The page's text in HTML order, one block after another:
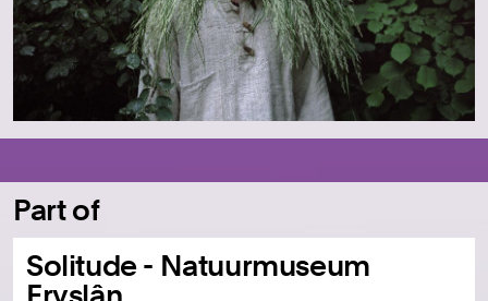
Part of
Solitude - Natuurmuseum